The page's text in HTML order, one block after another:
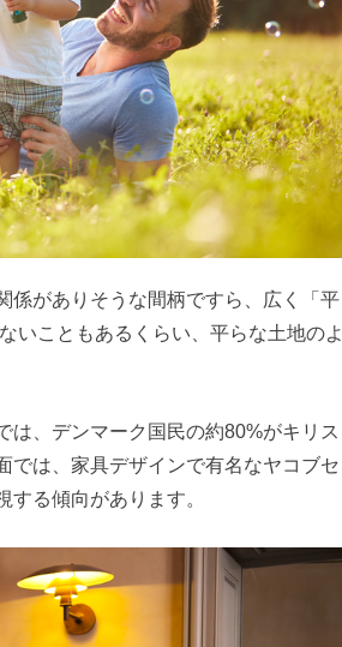
係がありそうな間柄ですら、広く「平
いこともあるくらい、平らな土地のよ
は、デンマーク国民の約80%がキリス
では、家具デザインで有名なヤコブセ
る傾向があります。